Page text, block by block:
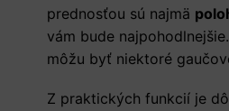
prednosťou sú najmä
vám bude
môžu byť niektoré
Z praktických funkcií je